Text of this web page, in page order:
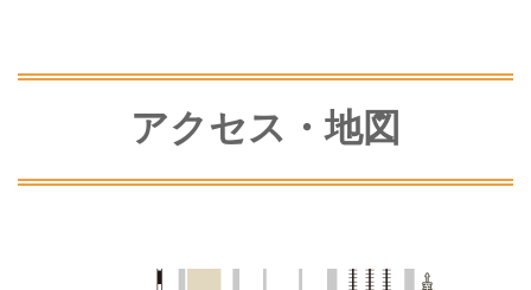
アクセス・地図